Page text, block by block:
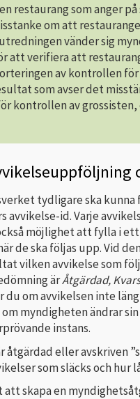
restaurang som anger
om att
vänder sig
att verifiera att
av kontrollen
som avser det
kontrollen av grossisten,
tydligare ska
avvikelse-id. Varje
möjlighet att fylla i
de ska följas upp. Vid
vilken avvikelse som
ärÅtgärdad,
du om avvikelsen inte
myndigheten ändrar
instans.
åtgärdad eller avskriven
som släcks och hur
skapa en